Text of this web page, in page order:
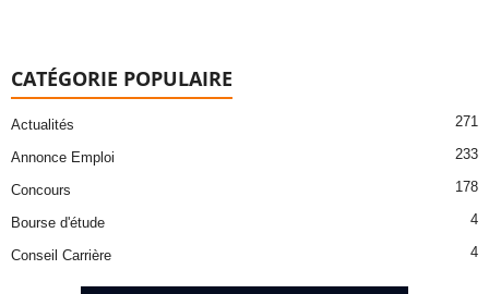
CATÉGORIE POPULAIRE
Actualités 271
Annonce Emploi 233
Concours 178
Bourse d'étude 4
Conseil Carrière 4